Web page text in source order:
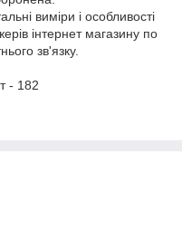
виміри і особливості
інтернет магазину по
зв'язку.
- 182